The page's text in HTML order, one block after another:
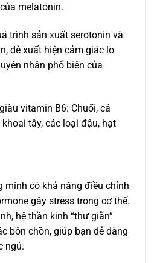
melatonin.
trình sản xuất serotonin và
dễ xuất hiện cảm giác lo
nhân phổ biến của
vitamin B6: Chuối, cá
tây, các loại đậu, hạt
minh có khả năng điều chỉnh
gây stress trong cơ thể.
hệ thần kinh “thư giãn”
bồn chồn, giúp bạn dễ dàng
ngủ.